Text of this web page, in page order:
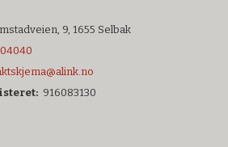
9, 1655 Selbak
916083130